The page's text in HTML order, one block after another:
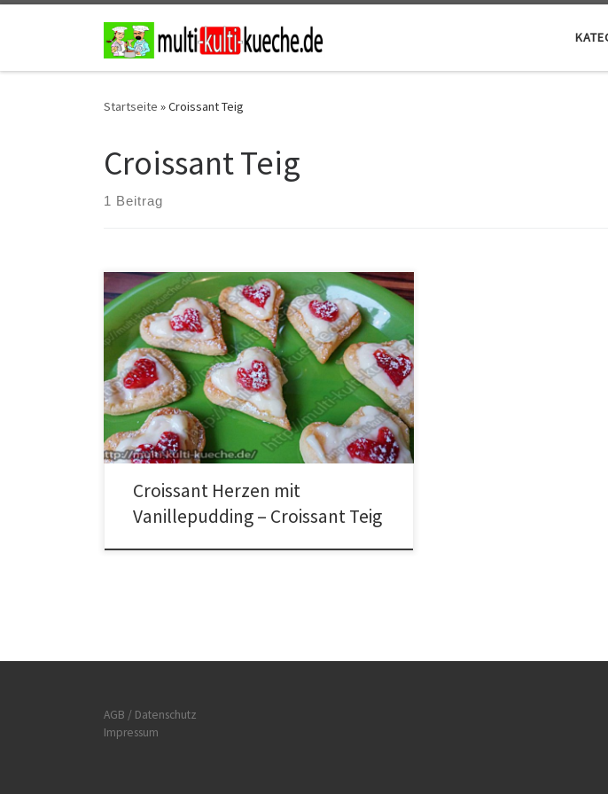
Zum Inhalt springen
Startseite »Croissant Teig
Croissant Teig
1 Beitrag
Zutaten für Croissant Herzen 1 Päckchen
Vanillepuddingpulver1 Croissant TeigErdbeeren500ml
Milch2 E.L Zuckeretwas Puderzucker Zubereitung Den
Croissant Teig ausrollen und die Lücken verschließen.
Danach aus dem Teig Herzen ausstechen, diese auf
ein mit Backpapier belegtes Blech legen und bei
200°C goldbraun backen. In der Zwischenzeit 400ml
Milch in einen Topf geben […]
Croissant Herzen mit
Vanillepudding – Croissant Teig
AGB / Datenschutz
Impressum